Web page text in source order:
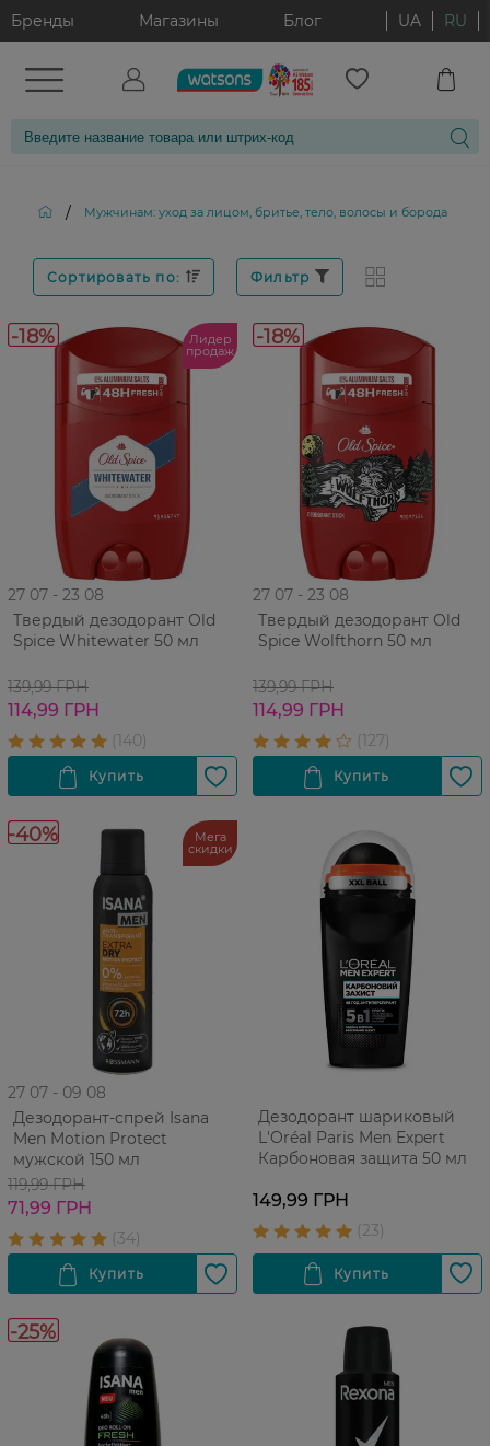
Бренды Магазины Блог UA RU
/ Мужчинам: уход за лицом, бритье, тело, волосы и борода
Сортировать по: Фильтр
-18% Лидер
продаж
27 07 - 23 08
Твердый дезодорант Old
Spice Whitewater 50 мл
139,99 ГРН
114,99 ГРН
-18%
27 07 - 23 08
Твердый дезодорант Old
Spice Wolfthorn 50 мл
139,99 ГРН
114,99 ГРН
-40% Мега
скидки
27 07 - 09 08
Дезодорант-спрей Isana
Men Motion Protect
мужской 150 мл
119,99 ГРН
71,99 ГРН
Дезодорант шариковый
L'Oréal Paris Men Expert
Карбоновая защита 50 мл
149,99 ГРН
-25%